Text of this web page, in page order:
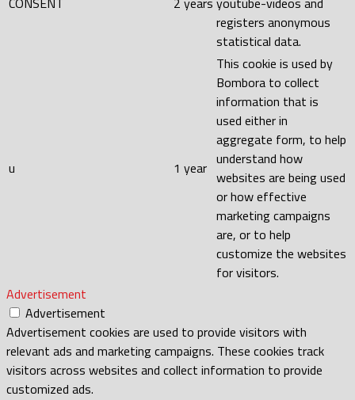
registers anonymous
statistical data.
u 1 year
This cookie is used by
Bombora to collect
information that is
used either in
aggregate form, to help
understand how
websites are being used
or how effective
marketing campaigns
are, or to help
customize the websites
for visitors.
Advertisement
Advertisement
Advertisement cookies are used to provide visitors with
relevant ads and marketing campaigns. These cookies track
visitors across websites and collect information to provide
customized ads.